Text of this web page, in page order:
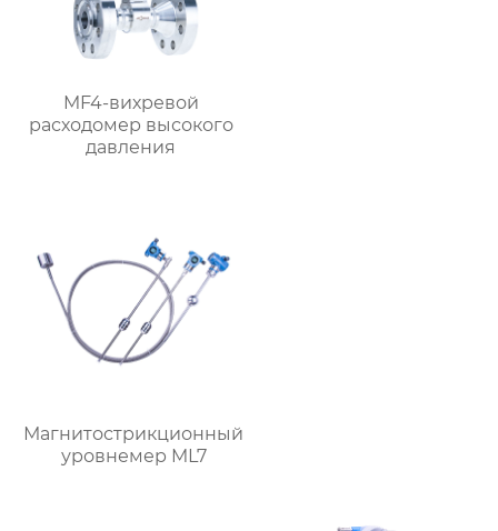
MF4-вихревой
расходомер высокого
давления
Магнитострикционный
уровнемер ML7